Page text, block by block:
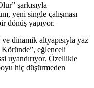
şarkısıyla
yeni single çalışması
dönüş yapıyor.
dinamik altyapısıyla yaz
Köründe”, eğlenceli
uyandırıyor. Özellikle
hiç düşürmeden